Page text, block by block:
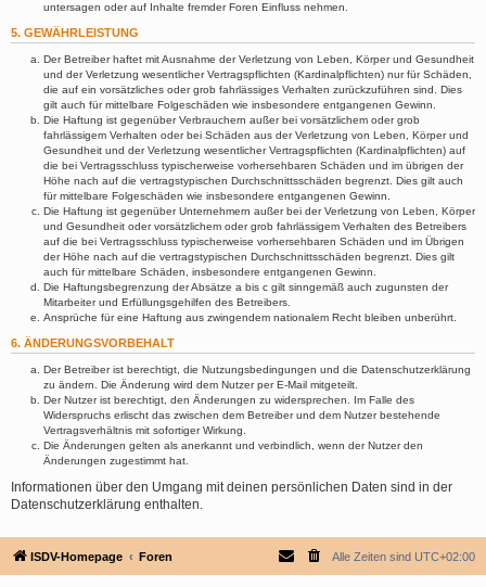
untersagen oder auf Inhalte fremder Foren Einfluss nehmen.
5. GEWÄHRLEISTUNG
Der Betreiber haftet mit Ausnahme der Verletzung von Leben, Körper und Gesundheit
und der Verletzung wesentlicher Vertragspflichten (Kardinalpflichten) nur für Schäden,
die auf ein vorsätzliches oder grob fahrlässiges Verhalten zurückzuführen sind. Dies
gilt auch für mittelbare Folgeschäden wie insbesondere entgangenen Gewinn.
Die Haftung ist gegenüber Verbrauchern außer bei vorsätzlichem oder grob
fahrlässigem Verhalten oder bei Schäden aus der Verletzung von Leben, Körper und
Gesundheit und der Verletzung wesentlicher Vertragspflichten (Kardinalpflichten) auf
die bei Vertragsschluss typischerweise vorhersehbaren Schäden und im übrigen der
Höhe nach auf die vertragstypischen Durchschnittsschäden begrenzt. Dies gilt auch
für mittelbare Folgeschäden wie insbesondere entgangenen Gewinn.
Die Haftung ist gegenüber Unternehmern außer bei der Verletzung von Leben, Körper
und Gesundheit oder vorsätzlichem oder grob fahrlässigem Verhalten des Betreibers
auf die bei Vertragsschluss typischerweise vorhersehbaren Schäden und im Übrigen
der Höhe nach auf die vertragstypischen Durchschnittsschäden begrenzt. Dies gilt
auch für mittelbare Schäden, insbesondere entgangenen Gewinn.
Die Haftungsbegrenzung der Absätze a bis c gilt sinngemäß auch zugunsten der
Mitarbeiter und Erfüllungsgehilfen des Betreibers.
Ansprüche für eine Haftung aus zwingendem nationalem Recht bleiben unberührt.
6. ÄNDERUNGSVORBEHALT
Der Betreiber ist berechtigt, die Nutzungsbedingungen und die Datenschutzerklärung
zu ändern. Die Änderung wird dem Nutzer per E-Mail mitgeteilt.
Der Nutzer ist berechtigt, den Änderungen zu widersprechen. Im Falle des
Widerspruchs erlischt das zwischen dem Betreiber und dem Nutzer bestehende
Vertragsverhältnis mit sofortiger Wirkung.
Die Änderungen gelten als anerkannt und verbindlich, wenn der Nutzer den
Änderungen zugestimmt hat.
Informationen über den Umgang mit deinen persönlichen Daten sind in der
Datenschutzerklärung enthalten.
ISDV-Homepage Foren Alle Zeiten sind UTC+02:00